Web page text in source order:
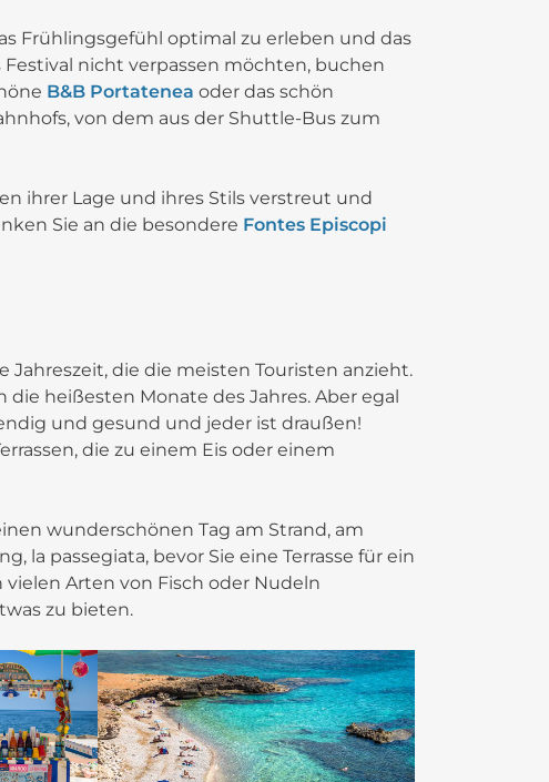
Frühlingsgefühl optimal zu erleben und das
nicht verpassen möchten, buchen
B&B Portatenea oder das schön
von dem aus der Shuttle-Bus zum
ihrer Lage und ihres Stils verstreut und
Sie an die besondere Fontes Episcopi
die die meisten Touristen anzieht.
heißesten Monate des Jahres. Aber egal
und gesund und jeder ist draußen!
die zu einem Eis oder einem
wunderschönen Tag am Strand, am
la passegiata, bevor Sie eine Terrasse für ein
vielen Arten von Fisch oder Nudeln
zu bieten.